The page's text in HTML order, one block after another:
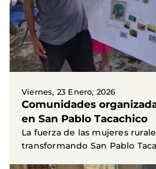
Viernes, 23 Enero, 2026
Comunidades
en San Pablo Tacachico
La fuerza de las mujeres
transformando San Pablo